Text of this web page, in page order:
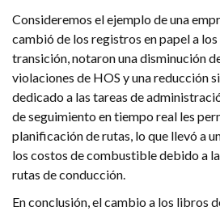
Consideremos el ejemplo de una
cambió de los registros en papel a los
transición, notaron una disminución
violaciones de HOS y una reducción
dedicado a las tareas de
de seguimiento en tiempo real les
planificación de rutas, lo que llevó a
los costos de combustible debido a
rutas de conducción.
En conclusión, el cambio a los libros